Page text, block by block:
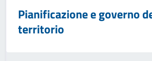
Pianificazione e governo
territorio